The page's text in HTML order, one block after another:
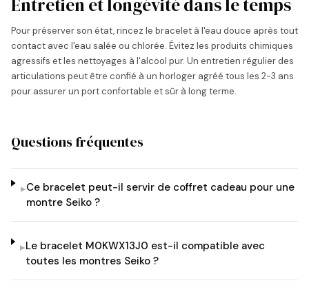
Entretien et longévité dans le temps
Pour préserver son état, rincez le bracelet à l'eau douce après tout
contact avec l'eau salée ou chlorée. Évitez les produits chimiques
agressifs et les nettoyages à l'alcool pur. Un entretien régulier des
articulations peut être confié à un horloger agréé tous les 2-3 ans
pour assurer un port confortable et sûr à long terme.
Questions fréquentes
▸Ce bracelet peut-il servir de coffret cadeau pour une
montre Seiko ?
▸Le bracelet M0KWX13J0 est-il compatible avec
toutes les montres Seiko ?